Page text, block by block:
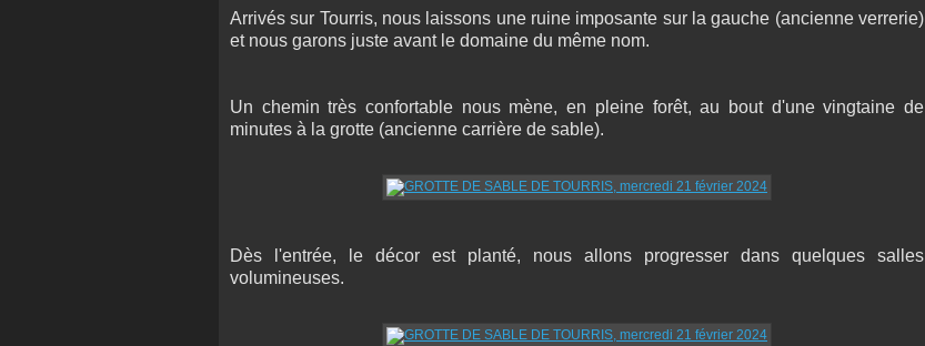
Arrivés sur Tourris, nous laissons une ruine imposante sur la gauche (ancienne verrerie)
et nous garons juste avant le domaine du même nom.
Un chemin très confortable nous mène, en pleine forêt, au bout d'une vingtaine de
minutes à la grotte (ancienne carrière de sable).
Dès l'entrée, le décor est planté, nous allons progresser dans quelques salles
volumineuses.